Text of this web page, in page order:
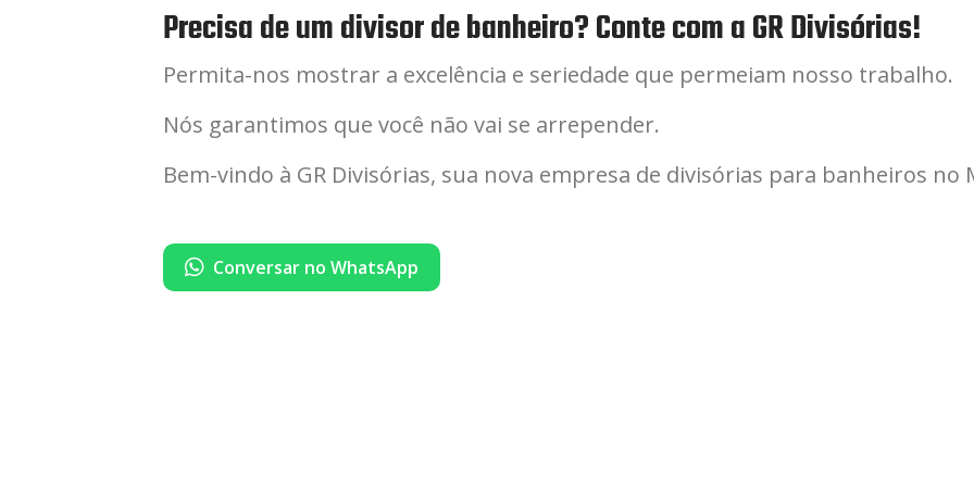
Precisa de um divisor de banheiro? Conte com a GR Divisórias!
Permita-nos mostrar a excelência e seriedade que permeiam nosso trabalho.
Nós garantimos que você não vai se arrepender.
Bem-vindo à GR Divisórias, sua nova empresa de divisórias para banheiros no
Conversar no WhatsApp